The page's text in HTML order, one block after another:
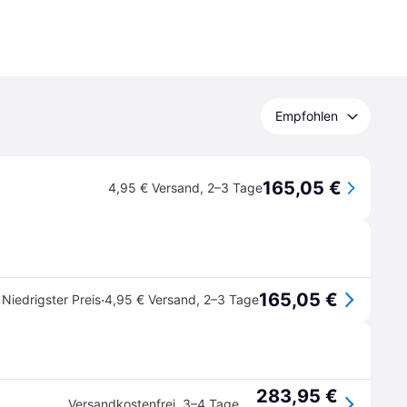
Empfohlen
4,95 € Versand, 2–3 Tage165,05 €
Niedrigster Preis·4,95 € Versand, 2–3 Tage165,05 €
Versandkostenfrei, 3–4 Tage 283,95 €